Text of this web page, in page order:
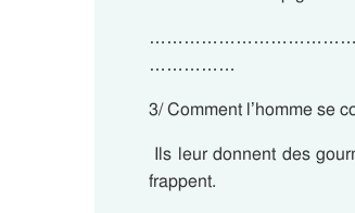
……………
3/ Comment l’homme se
 Ils leur donnent
frappent.